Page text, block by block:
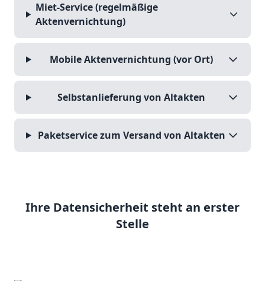
Miet-Service (regelmäßige
Aktenvernichtung)
Mobile Aktenvernichtung (vor Ort)
Selbstanlieferung von Altakten
Paketservice zum Versand von Altakten
Ihre Datensicherheit steht an erster
Stelle